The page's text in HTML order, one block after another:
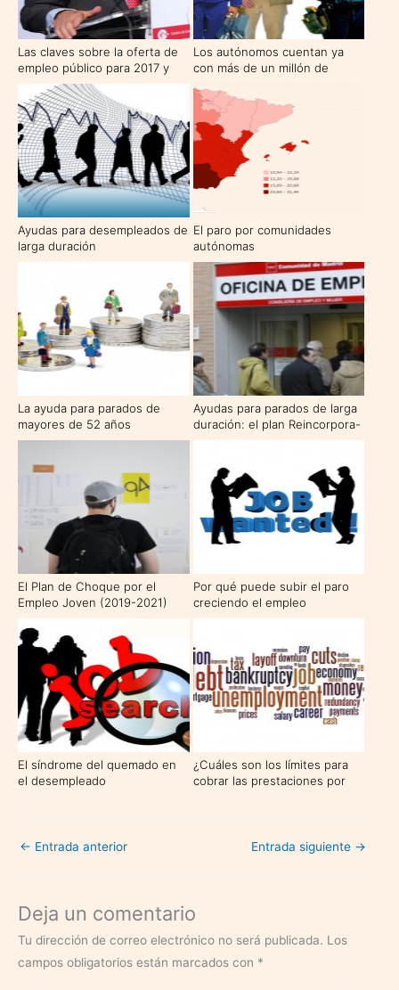
Las claves sobre la oferta de
empleo público para 2017 y
2018, la mayor desde 2008,
con 28.200 plazas
Los autónomos cuentan ya
con más de un millón de
Ayudas para desempleados de
larga duración
El paro por comunidades
autónomas
La ayuda para parados de
mayores de 52 años
Ayudas para parados de larga
duración: el plan Reincorpora-
T
El Plan de Choque por el
Empleo Joven (2019-2021)
Por qué puede subir el paro
creciendo el empleo
El síndrome del quemado en
el desempleado
¿Cuáles son los límites para
cobrar las prestaciones por
← Entrada anterior Entrada siguiente →
Deja un comentario
Tu dirección de correo electrónico no será publicada. Los
campos obligatorios están marcados con *